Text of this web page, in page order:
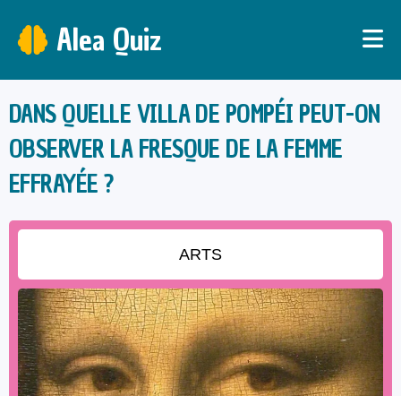
Alea Quiz
DANS QUELLE VILLA DE POMPÉI PEUT-ON
OBSERVER LA FRESQUE DE LA FEMME
EFFRAYÉE ?
ARTS